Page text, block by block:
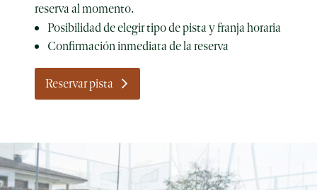
reserva al momento.
Posibilidad de elegir tipo de pista y franja horaria
Confirmación inmediata de la reserva
Reservar pista